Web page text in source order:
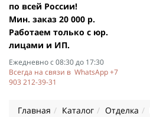
по всей России!
Мин. заказ 20 000 р.
Работаем только с юр.
лицами и ИП.
Ежедневно с 08:30 до 17:30
Всегда на связи в WhatsApp +7
903 212-39-31
Главная Каталог Отделка